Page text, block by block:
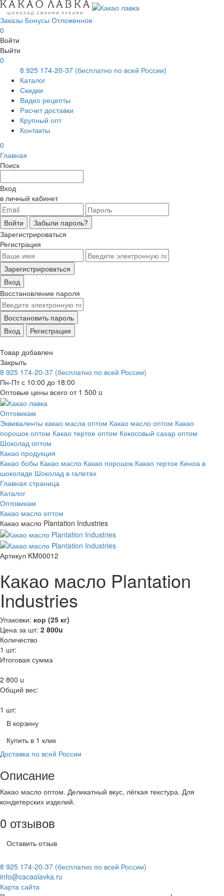
Заказы Бонусы Отложенное
0
Войти
Выйти
0
8 925 174-20-37 (бесплатно по всей России)
Каталог
Скидки
Видео рецепты
Расчет доставки
Крупный опт
Контакты
0
Главная
Поиск
Вход
в личный кабинет
Войти
Забыли пароль?
Зарегистрироваться
Регистрация
Зарегистрироваться
Вход
Восстановление пароля
Восстановить пароль
Вход
Регистрация
Товар добавлен
Закрыть
8 925 174-20-37 (бесплатно по всей России)
Пн-Пт с 10:00 до 18:00
Оптовые цены всего от 1 500 u
Оптовикам
Эквиваленты какао масла оптом Какао масло оптом Какао
порошок оптом Какао тертое оптом Кокосовый сахар оптом
Шоколад оптом
Какао продукция
Какао бобы Какао масло Какао порошок Какао тертое Киноа в
шоколаде Шоколад в галетах
Главная страница
Каталог
Оптовикам
Какао масло оптом
Какао масло Plantation Industries
Артикул KM00012
Какао масло Plantation
Industries
Упаковки: кор (25 кг)
Цена за шт: 2 800u
Количество
1 шт:
Итоговая сумма
2 800 u
Общий вес:
1 шт:
В корзину
Купить в 1 клик
Доставка по всей России
Описание
Какао масло оптом. Деликатный вкус, лёгкая текстура. Для
кондитерских изделий.
0 отзывов
Оставить отзыв
8 925 174-20-37 (бесплатно по всей России)
info@cacaolavka.ru
Карта сайта